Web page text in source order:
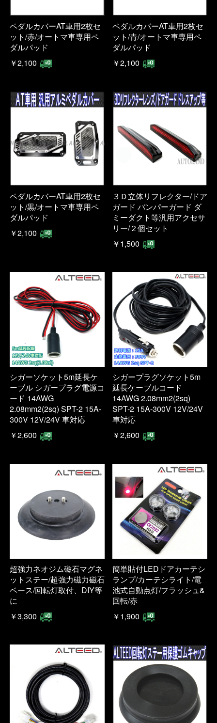
ペダルカバーAT車用2枚セ
ット/赤/オートマ車専用ペ
ダルパッド
￥2,100
ペダルカバーAT車用2枚セ
ット/青/オートマ車専用ペ
ダルパッド
￥2,100
ペダルカバーAT車用2枚セ
ット/黒/オートマ車専用ペ
ダルパッド
￥2,100
３Ｄ立体リフレクター/ドア
ガード バンパーガード ダ
ミーダクト等汎用アクセサ
リー/２個セット
￥1,500
シガーソケット5m延長ケ
ーブル シガープラグ電源コ
ード 14AWG
2.08mm2(2sq) SPT-2 15A-
300V 12V/24V 車対応
￥2,600
シガープラグソケット5m
延長ケーブルコード
14AWG 2.08mm2(2sq)
SPT-2 15A-300V 12V/24V
車対応
￥2,600
超強力ネオジム磁石マグネ
ットステー/超強力磁力磁石
ベース/回転灯取付、DIY等
に
￥3,300
簡単貼付LEDドアカーテシ
ランプ/カーテシライト/電
池式自動点灯/フラッシュ&
回転/赤
￥1,900